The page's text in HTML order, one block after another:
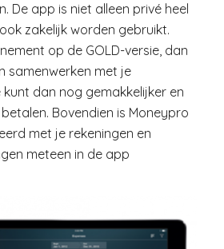
De app is niet alleen privé heel
zakelijk worden gebruikt.
op de GOLD-versie, dan
samenwerken met je
dan nog gemakkelijker en
Bovendien is Moneypro
met je rekeningen en
meteen in de app